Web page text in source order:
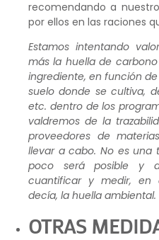
recomendando a
por ellos en las raciones
Estamos intentando
más la huella de
ingrediente, en función
suelo donde se cultiva,
etc. dentro de los
valdremos de la
proveedores de
llevar a cabo. No es una
poco será posible y
cuantificar y medir, en
decía, la huella ambiental.
OTRAS